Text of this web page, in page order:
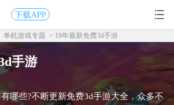
下载APP
单机游戏专题 > 19年最新免费3d手游
手游
哪些?不断更新免费3d手游大全，众多不